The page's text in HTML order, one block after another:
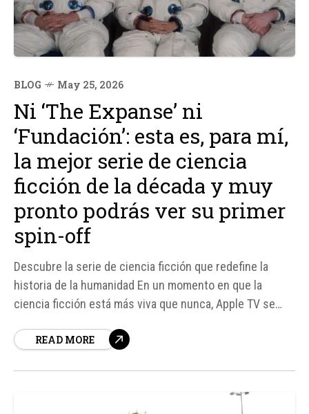
BLOG May 25, 2026
Ni ‘The Expanse’ ni
‘Fundación’: esta es, para mí,
la mejor serie de ciencia
ficción de la década y muy
pronto podrás ver su primer
spin-off
Descubre la serie de ciencia ficción que redefine la
historia de la humanidad En un momento en que la
ciencia ficción está más viva que nunca, Apple TV se
innovadoras y emocionantes. Entre sus joyas, se
READ MORE